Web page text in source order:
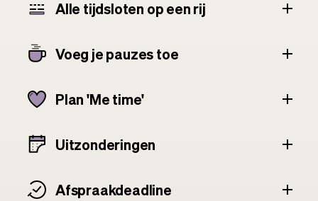
Alle tijdsloten op een rij
Voeg je pauzes toe
Plan 'Me time'
Uitzonderingen
Afspraakdeadline